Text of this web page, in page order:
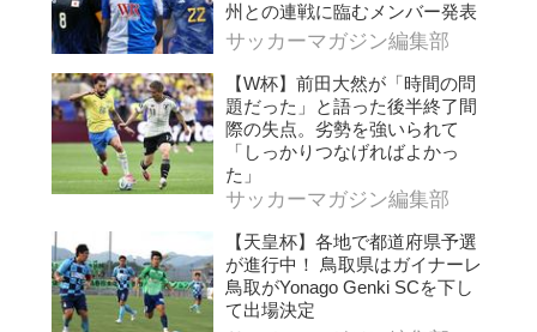
州との連戦に臨むメンバー発表
サッカーマガジン編集部
【W杯】前田大然が「時間の問
題だった」と語った後半終了間
際の失点。劣勢を強いられて
「しっかりつなげればよかっ
た」
サッカーマガジン編集部
【天皇杯】各地で都道府県予選
が進行中！ 鳥取県はガイナーレ
鳥取がYonago Genki SCを下し
て出場決定